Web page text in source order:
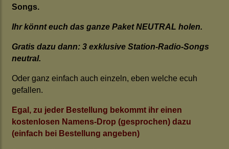
Songs.
Ihr könnt euch das ganze Paket NEUTRAL holen.
Gratis dazu dann: 3 exklusive Station-Radio-Songs
neutral.
Oder ganz einfach auch einzeln, eben welche ecuh
gefallen.
Egal, zu jeder Bestellung bekommt ihr einen
kostenlosen Namens-Drop (gesprochen) dazu
(einfach bei Bestellung angeben)